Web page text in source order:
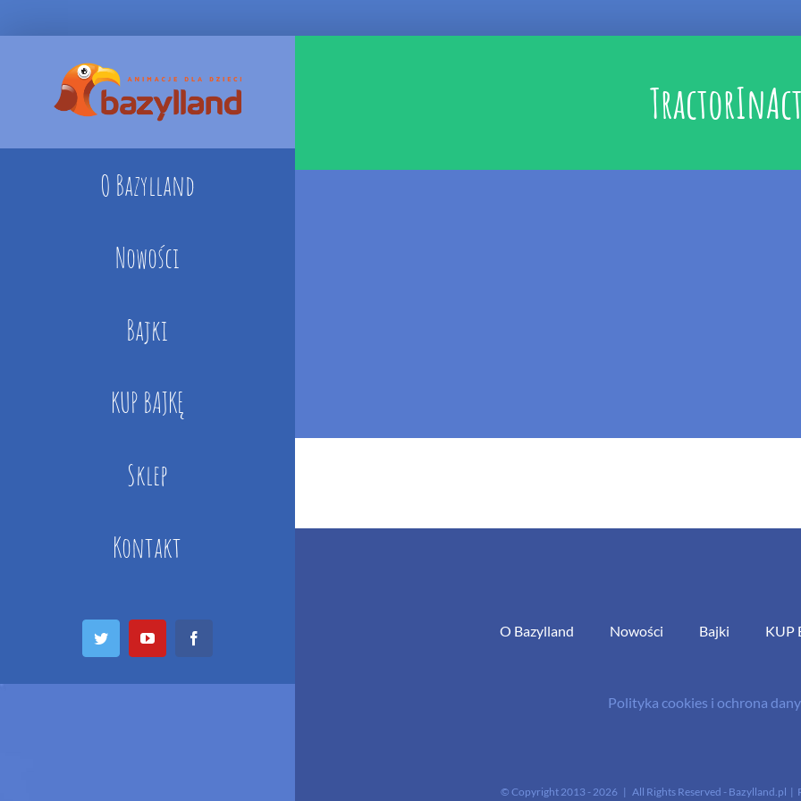
O Bazylland
Nowości
Bajki
KUP BAJKĘ
Sklep
Kontakt
Twitter YouTube O Bazylland Nowości Bajki KUP
Polityka cookies i ochrona
© Copyright 2013 - 2026 | All Rights Reserved - Bazylland.pl |